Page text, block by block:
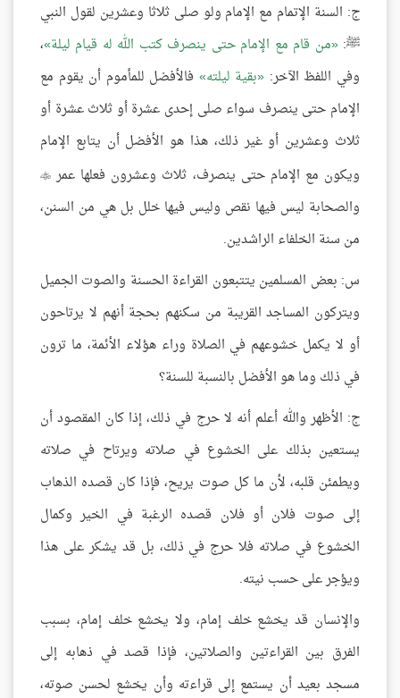
ج: السنة الإتمام مع الإمام ولو صلى ثلاثا وعشرين لقول النبي
ﷺ: من قام مع الإمام حتى ينصرف كتب الله له قيام ليلة ،
وفي اللفظ الآخر: بقية ليلته فالأفضل للمأموم أن يقوم مع
الإمام حتى ينصرف سواء صلى إحدى عشرة أو ثلاث عشرة أو
ثلاث وعشرين أو غير ذلك، هذا هو الأفضل أن يتابع الإمام
ويكون مع الإمام حتى ينصرف، ثلاث وعشرون فعلها عمر 
والصحابة ليس فيها نقص وليس فيها خلل بل هي من السنن،
من سنة الخلفاء الراشدين.
س: بعض المسلمين يتتبعون القراءة الحسنة والصوت الجميل
ويتركون المساجد القريبة من سكنهم بحجة أنهم لا يرتاحون
أو لا يكمل خشوعهم في الصلاة وراء هؤلاء الأئمة، ما ترون
في ذلك وما هو الأفضل بالنسبة للسنة؟
ج: الأظهر والله أعلم أنه لا حرج في ذلك، إذا كان المقصود أن
يستعين بذلك على الخشوع في صلاته ويرتاح في صلاته
ويطمئن قلبه، لأن ما كل صوت يريح، فإذا كان قصده الذهاب
إلى صوت فلان أو فلان قصده الرغبة في الخير وكمال
الخشوع في صلاته فلا حرج في ذلك، بل قد يشكر على هذا
ويؤجر على حسب نيته.
والإنسان قد يخشع خلف إمام، ولا يخشع خلف إمام، بسبب
الفرق بين القراءتين والصلاتين، فإذا قصد في ذهابه إلى
مسجد بعيد أن يستمع إلى قراءته وأن يخشع لحسن صوته،